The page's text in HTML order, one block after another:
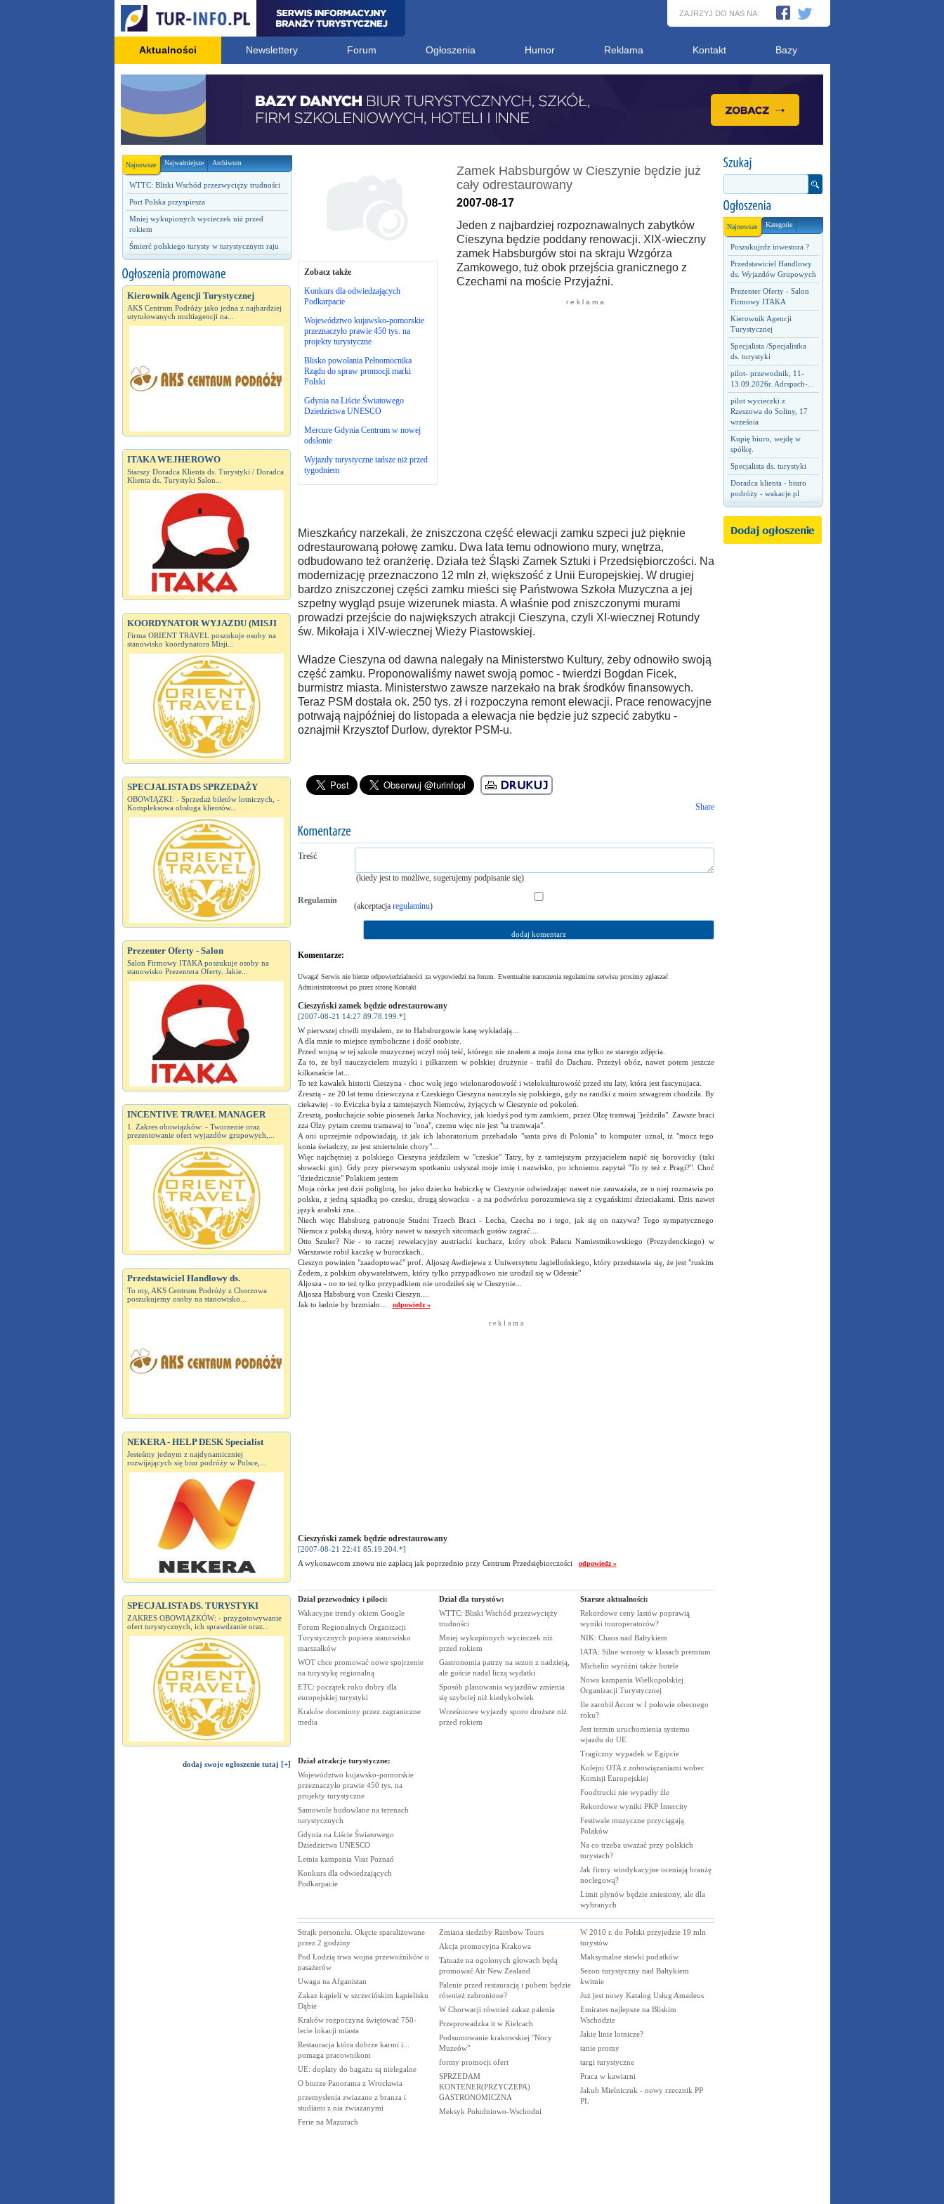
ZAJRZYJ DO NAS NA:
Aktualności Newslettery Forum Ogłoszenia Humor Reklama Kontakt Bazy
Najnowsze Najważniejsze Archiwum
WTTC: Bliski Wschód przezwycięży trudności
Port Polska przyspiesza
Mniej wykupionych wycieczek niż przed
rokiem
Śmierć polskiego turysty w turystycznym raju
Kierownik Agencji Turystycznej
AKS Centrum Podróży jako jedna z najbardziej
utytułowanych multiagencji na...
ITAKA WEJHEROWO
Starszy Doradca Klienta ds. Turystyki / Doradca
Klienta ds. Turystyki Salon...
KOORDYNATOR WYJAZDU (MISJI
Firma ORIENT TRAVEL poszukuje osoby na
stanowisko koordynatora Misji...
SPECJALISTA DS SPRZEDAŻY
OBOWIĄZKI: - Sprzedaż biletów lotniczych, -
Kompleksowa obsługa klientów...
Prezenter Oferty - Salon
Salon Firmowy ITAKA poszukuje osoby na
stanowisko Prezentera Oferty. Jakie...
INCENTIVE TRAVEL MANAGER
1. Zakres obowiązków: - Tworzenie oraz
prezentowanie ofert wyjazdów grupowych,...
Przedstawiciel Handlowy ds.
To my, AKS Centrum Podróży z Chorzowa
poszukujemy osoby na stanowisko...
NEKERA - HELP DESK Specialist
Jesteśmy jednym z najdynamiczniej
rozwijających się biur podróży w Polsce,...
SPECJALISTA DS. TURYSTYKI
ZAKRES OBOWIĄZKÓW: - przygotowywanie
ofert turystycznych, ich sprawdzanie oraz...
dodaj swoje ogłoszenie tutaj [+]
Najnowsze Kategorie
Poszukujrdz inwestora ?
Przedstawiciel Handlowy
ds. Wyjazdów Grupowych
Prezenter Oferty - Salon
Firmowy ITAKA
Kierownik Agencji
Turystycznej
Specjalista /Specjalistka
ds. turystyki
pilot- przewodnik, 11-
13.09.2026r. Adrspach-...
pilot wycieczki z
Rzeszowa do Soliny, 17
września
Kupię biuro, wejdę w
spółkę.
Specjalista ds. turystyki
Doradca klienta - biuro
podróży - wakacje.pl
Zobacz także
Konkurs dla odwiedzających
Podkarpacie
Województwo kujawsko-pomorskie
przeznaczyło prawie 450 tys. na
projekty turystyczne
Blisko powołania Pełnomocnika
Rządu do spraw promocji marki
Polski
Gdynia na Liście Światowego
Dziedzictwa UNESCO
Mercure Gdynia Centrum w nowej
odsłonie
Wyjazdy turystyczne tańsze niż przed
tygodniem
Zamek Habsburgów w Cieszynie będzie już
cały odrestaurowany
2007-08-17
Jeden z najbardziej rozpoznawalnych zabytków
Cieszyna będzie poddany renowacji. XIX-wieczny
zamek Habsburgów stoi na skraju Wzgórza
Zamkowego, tuż obok przejścia granicznego z
Czechami na moście Przyjaźni.
r e k l a m a
Mieszkańcy narzekali, że zniszczona część elewacji zamku szpeci już pięknie
odrestaurowaną połowę zamku. Dwa lata temu odnowiono mury, wnętrza,
odbudowano też oranżerię. Działa też Śląski Zamek Sztuki i Przedsiębiorczości. Na
modernizację przeznaczono 12 mln zł, większość z Unii Europejskiej. W drugiej
bardzo zniszczonej części zamku mieści się Państwowa Szkoła Muzyczna a jej
szpetny wygląd psuje wizerunek miasta. A właśnie pod zniszczonymi murami
prowadzi przejście do największych atrakcji Cieszyna, czyli XI-wiecznej Rotundy
św. Mikołaja i XIV-wiecznej Wieży Piastowskiej.
Władze Cieszyna od dawna nalegały na Ministerstwo Kultury, żeby odnowiło swoją
część zamku. Proponowaliśmy nawet swoją pomoc - twierdzi Bogdan Ficek,
burmistrz miasta. Ministerstwo zawsze narzekało na brak środków finansowych.
Teraz PSM dostała ok. 250 tys. zł i rozpoczyna remont elewacji. Prace renowacyjne
potrwają najpóźniej do listopada a elewacja nie będzie już szpecić zabytku -
oznajmił Krzysztof Durlow, dyrektor PSM-u.
Share
Treść
(kiedy jest to możliwe, sugerujemy podpisanie się)
Regulamin
(akceptacja regulaminu)
Komentarze:
Uwaga! Serwis nie bierze odpowiedzialności za wypowiedzi na forum. Ewentualne naruszenia regulaminu serwisu prosimy zgłaszać
Administratorowi po przez stronę Kontakt
Cieszyński zamek będzie odrestaurowany
[2007-08-21 14:27 89.78.199.*]
W pierwszej chwili myslałem, ze to Habsburgowie kasę wykładają...
A dla mnie to miejsce symboliczne i dość osobiste.
Przed wojną w tej szkole muzycznej uczył mój teść, którego nie znałem a moja żona zna tylko ze starego zdjęcia.
Za to, ze był nauczycielem muzyki i piłkarzem w polskiej drużynie - trafił do Dachau. Przeżył obóz, nawet potem jeszcze
kilkanaście lat...
To też kawałek historii Cieszyna - choc wolę jego wielonarodowość i wielokulturowość przed stu laty, która jest fascynujaca.
Zresztą - ze 20 lat temu dziewczyna z Czeskiego Cieszyna nauczyła się polskiego, gdy na randki z moim szwagrem chodziła. By
ciekawiej - to Eviczka była z tamtejszych Niemców, żyjących w Cieszynie od pokoleń.
Zresztą, posłuchajcie sobie piosenek Jarka Nochavicy, jak kiedyś pod tym zamkiem, przez Olzę tramwaj "jeździła". Zawsze braci
zza Olzy pytam czemu tramawaj to "ona", czemu więc nie jest "ta tramwaja".
A oni uprzejmie odpowiadają, iż jak ich laboratorium przebadało "santa piva di Polonia" to komputer uznał, iż "mocz tego
konia świadczy, ze jest smiertelnie chory"...
Więc najchętniej z polskiego Cieszyna jeździłem w "czeskie" Tatry, by z tamtejszym przyjacielem napić się borovicky (taki
słowacki gin). Gdy przy pierwszym spotkaniu usłyszał moje imię i nazwisko, po ichniemu zapytał "To ty też z Pragi?". Choć
"dziedzicznie" Polakiem jestem
Moja córka jest dziś poliglotą, bo jako dziecko babiczkę w Cieszynie odwiedzając nawet nie zauważała, ze u niej rozmawia po
polsku, z jedną sąsiadką po czesku, drugą słowacku - a na podwórku porozumiewa się z cygańskimi dzieciakami. Dzis nawet
język arabski zna...
Niech więc Habsburg patronuje Studni Trzech Braci - Lecha, Czecha no i tego, jak się on nazywa? Tego sympatycznego
Niemca z polską duszą, który nawet w naszych sitcomach gotów zagrać....
Otto Szuler? Nie - to raczej rewelacyjny austriacki kucharz, który obok Pałacu Namiestnikowskiego (Prezydenckiego) w
Warszawie robił kaczkę w buraczkach..
Cieszyn powinien "zaadoptować" prof. Aljoszę Awdiejewa z Uniwersytetu Jagiellońskiego, który przedstawia się, że jest "ruskim
Żedem, z polskim obywatelstwem, który tylko przypadkowo nie urodził się w Odessie"
Aljosza - no to też tylko przypadkiem nie urodziłeś się w Cieszynie...
Aljosza Habsburg von Czeski Cieszyn....
Jak to ładnie by brzmiało... odpowiedz »
r e k l a m a
Cieszyński zamek będzie odrestaurowany
[2007-08-21 22:41 85.19.204.*]
A wykonawcom znowu nie zapłacą jak poprzednio przy Centrum Przedsiębiorczości odpowiedz »
Dział przewodnicy i piloci:
Wakacyjne trendy okiem Google
Forum Regionalnych Organizacji
Turystycznych popiera stanowisko
marszałków
WOT chce promować nowe spojrzenie
na turystykę regionalną
ETC: początek roku dobry dla
europejskiej turystyki
Kraków doceniony przez zagraniczne
media
Dział atrakcje turystyczne:
Województwo kujawsko-pomorskie
przeznaczyło prawie 450 tys. na
projekty turystyczne
Samowole budowlane na terenach
turystycznych
Gdynia na Liście Światowego
Dziedzictwa UNESCO
Letnia kampania Visit Poznań
Konkurs dla odwiedzających
Podkarpacie
Dział dla turystów:
WTTC: Bliski Wschód przezwycięży
trudności
Mniej wykupionych wycieczek niż
przed rokiem
Gastronomia patrzy na sezon z nadzieją,
ale goście nadal liczą wydatki
Sposób planowania wyjazdów zmienia
się szybciej niż kiedykolwiek
Wrześniowe wyjazdy sporo droższe niż
przed rokiem
Starsze aktualności:
Rekordowe ceny lastów poprawią
wyniki touroperatorów?
NIK: Chaos nad Bałtykiem
IATA: Silne wzrosty w klasach premium
Michelin wyróżni także hotele
Nowa kampania Wielkopolskiej
Organizacji Turystycznej
Ile zarobił Accor w I połowie obecnego
roku?
Jest termin uruchomienia systemu
wjazdu do UE
Tragiczny wypadek w Egipcie
Kolejni OTA z zobowiązaniami wobec
Komisji Europejskiej
Foodtrucki nie wypadły źle
Rekordowe wyniki PKP Intercity
Festiwale muzyczne przyciągają
Polaków
Na co trzeba uważać przy polskich
turystach?
Jak firmy windykacyjne oceniają branżę
noclegową?
Limit płynów będzie zniesiony, ale dla
wybranych
Strajk personelu. Okęcie sparaliżowane
przez 2 godziny
Pod Łodzią trwa wojna przewoźników o
pasażerów
Uwaga na Afganistan
Zakaz kąpieli w szczecińskim kąpielisku
Dąbie
Kraków rozpoczyna świętować 750-
lecie lokacji miasta
Restauracja która dobrze karmi i...
pomaga pracownikom
UE: dopłaty do bagażu są nielegalne
O biurze Panorama z Wrocławia
przemyslenia zwiazane z branza i
studiami z nia zwiazanymi
Ferie na Mazurach
Zmiana siedziby Rainbow Tours
Akcja promocyjna Krakowa
Tatuaże na ogolonych głowach będą
promować Air New Zealand
Palenie przed restauracją i pubem będzie
również zabronione?
W Chorwacji również zakaz palenia
Przeprowadzka it w Kielcach
Podsumowanie krakowskiej "Nocy
Muzeów"
formy promocji ofert
SPRZEDAM
KONTENER(PRZYCZEPA)
GASTRONOMICZNA
Meksyk Południowo-Wschodni
W 2010 r. do Polski przyjedzie 19 mln
turystów
Maksymalne stawki podatków
Sezon turystyczny nad Bałtykiem
kwitnie
Już jest nowy Katalog Usług Amadeus
Emirates najlepsze na Bliskim
Wschodzie
Jakie linie lotnicze?
tanie promy
targi turystyczne
Praca w kawiarni
Jakub Mielniczuk - nowy rzecznik PP
PL